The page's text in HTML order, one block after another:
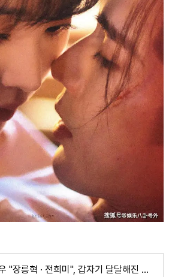
배우 "장릉혁 · 전희미", 갑자기 달달해진 이유?!'축옥 逐玉' CP 분위기 완전 뒤집힌 이야기!